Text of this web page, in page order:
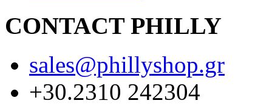
CONTACT PHILLY
sales@phillyshop.gr
+30.2310 242304